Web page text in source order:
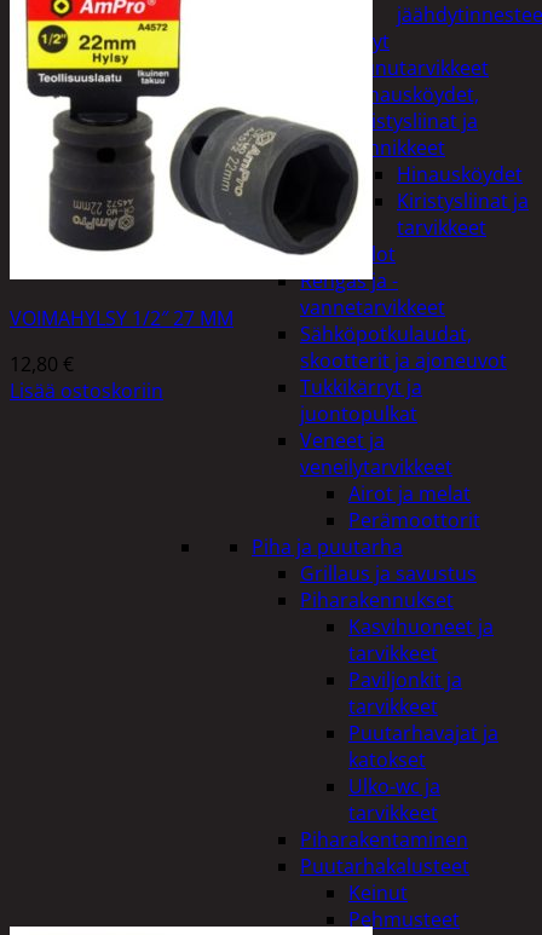
Öljyt
Perävaunutarvikkeet
Hinausköydet,
kiristysliinat ja
kiinnikkeet
Hinausköydet
Kiristysliinat ja
tarvikkeet
Valot
Rengas ja -
vannetarvikkeet
Sähköpotkulaudat,
skootterit ja ajoneuvot
Tukkikärryt ja
juontopulkat
Veneet ja
veneilytarvikkeet
Airot ja melat
Perämoottorit
Piha ja puutarha
Grillaus ja savustus
Piharakennukset
Kasvihuoneet ja
tarvikkeet
Paviljonkit ja
tarvikkeet
Puutarhavajat ja
katokset
Ulko-wc ja
tarvikkeet
Piharakentaminen
Puutarhakalusteet
Keinut
Pehmusteet
VOIMAHYLSY 1/2″ 27 MM
12,80 €
Lisää ostoskoriin